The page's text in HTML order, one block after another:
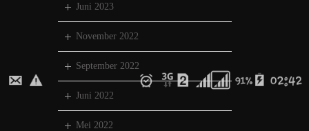
Juni 2023
November 2022
September 2022
Juni 2022
Mei 2022